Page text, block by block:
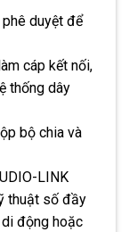
duyệt để
cáp kết nối,
thống dây
bộ chia và
LINK
thuật số đầy
động hoặc